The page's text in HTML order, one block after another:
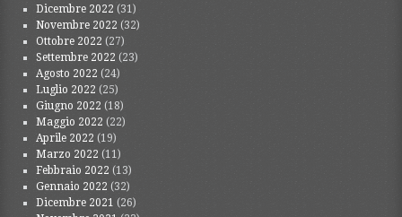
Dicembre 2022 (31)
Novembre 2022 (32)
Ottobre 2022 (27)
Settembre 2022 (23)
Agosto 2022 (24)
Luglio 2022 (25)
Giugno 2022 (18)
Maggio 2022 (22)
Aprile 2022 (19)
Marzo 2022 (11)
Febbraio 2022 (13)
Gennaio 2022 (32)
Dicembre 2021 (26)